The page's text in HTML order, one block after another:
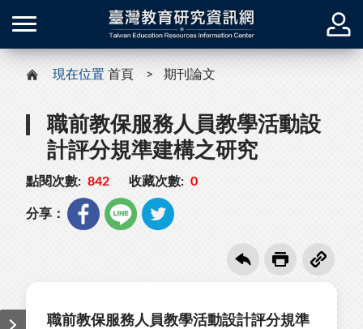
現在位置 首頁 期刊論文
職前教保服務人員教學活動設
計評分規準建構之研究
點閱次數: 842 收藏次數: 0
分享：
職前教保服務人員教學活動設計評分規準